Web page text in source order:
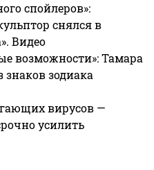
спойлеров»:
снялся в
Видео
возможности»: Тамара
знаков зодиака
вирусов —
усилить